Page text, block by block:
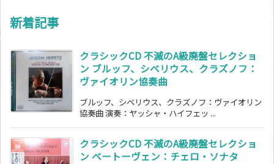
新着記事
クラシックCD 不滅のA級廃盤セレクショ
ン ブルッフ、シベリウス、クラズノフ：
ヴァイオリン協奏曲
ブルッフ、シベリウス、クラズノフ：ヴァイオリン
協奏曲 演奏：ヤッシャ・ハイフェッ ...
クラシックCD 不滅のA級廃盤セレクショ
ン ベートーヴェン：チェロ・ソナタ